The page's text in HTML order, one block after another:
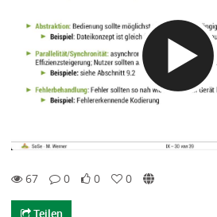
67
0
0
0
Teilen